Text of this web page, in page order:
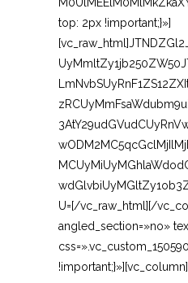
top: 2px !important;}»]
U=[/vc_raw_html][/
angled_section=»no»